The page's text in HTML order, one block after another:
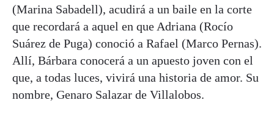
(Marina Sabadell), acudirá a un baile en la corte
que recordará a aquel en que Adriana (Rocío
Suárez de Puga) conoció a Rafael (Marco Pernas).
Allí, Bárbara conocerá a un apuesto joven con el
que, a todas luces, vivirá una historia de amor. Su
nombre, Genaro Salazar de Villalobos.